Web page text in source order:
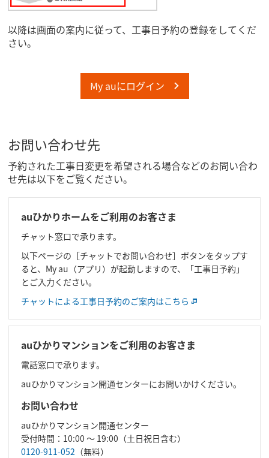
以降は画面の案内に従って、工事日予約の登録をしてくだ
さい。
My auにログイン
お問い合わせ先
予約された工事日変更を希望される場合などのお問い合わ
せ先は以下をご覧ください。
auひかりホームをご利用のお客さま
チャット窓口で承ります。
以下ページの［チャットでお問い合わせ］ボタンをタップす
ると、My au（アプリ）が起動しますので、「工事日予約」
とご入力ください。
チャットによる工事日予約のご案内はこちら
auひかりマンションをご利用のお客さま
電話窓口で承ります。
auひかりマンション開通センターにお問いかけください。
お問い合わせ
auひかりマンション開通センター
受付時間：10:00 ～ 19:00（土日祝日含む）
0120-911-052 （無料）